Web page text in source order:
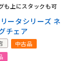
も上にスタックも可
ータシリーズ ネ
チェア
中古品